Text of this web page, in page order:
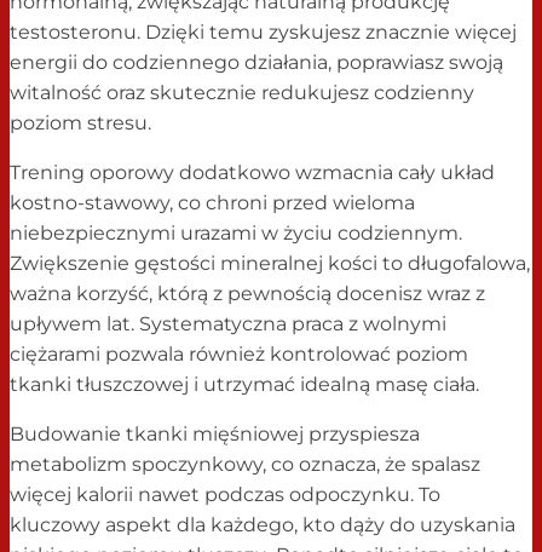
testosteronu. Dzięki temu zyskujesz znacznie więcej
energii do codziennego działania, poprawiasz swoją
witalność oraz skutecznie redukujesz codzienny
poziom stresu.
Trening oporowy dodatkowo wzmacnia cały układ
kostno-stawowy, co chroni przed wieloma
niebezpiecznymi urazami w życiu codziennym.
Zwiększenie gęstości mineralnej kości to długofalowa,
ważna korzyść, którą z pewnością docenisz wraz z
upływem lat. Systematyczna praca z wolnymi
ciężarami pozwala również kontrolować poziom
tkanki tłuszczowej i utrzymać idealną masę ciała.
Budowanie tkanki mięśniowej przyspiesza
metabolizm spoczynkowy, co oznacza, że spalasz
więcej kalorii nawet podczas odpoczynku. To
kluczowy aspekt dla każdego, kto dąży do uzyskania